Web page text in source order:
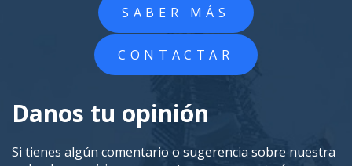
SABER MÁS
CONTACTAR
Danos tu opinión
Si tienes algún comentario o sugerencia sobre nuestra